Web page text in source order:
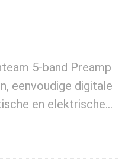
5-band Preamp
eenvoudige digitale
en elektrische…